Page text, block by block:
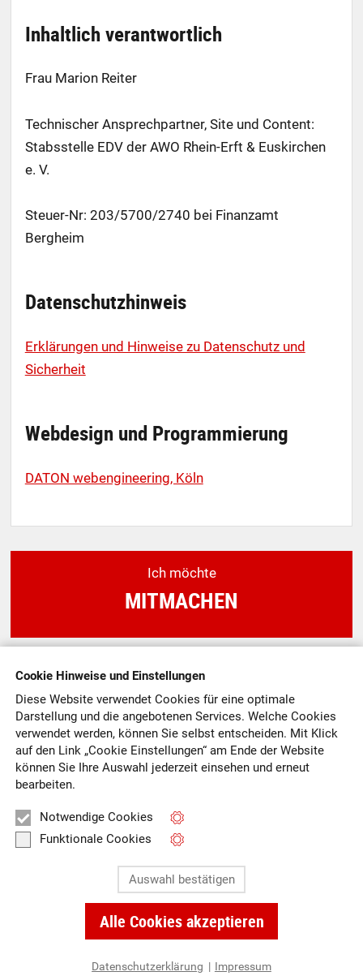
Cookie Hinweise und Einstellungen
Diese Website verwendet Cookies für eine optimale
Darstellung und die angebotenen Services. Welche Cookies
verwendet werden, können Sie selbst entscheiden. Mit Klick
aufden Link „Cookie Einstellungen“ am Ende der Website
können Sie Ihre Auswahl jederzeit einsehen und erneut
bearbeiten.
Notwendige Cookies
Funktionale Cookies
Auswahl bestätigen
Alle Cookies akzeptieren
Datenschutzerklärung | Impressum
Inhaltlich verantwortlich
Frau Marion Reiter
Technischer Ansprechpartner, Site und Content:
Stabsstelle EDV der AWO Rhein-Erft & Euskirchen
e. V.
Steuer-Nr: 203/5700/2740 bei Finanzamt
Bergheim
Datenschutzhinweis
Erklärungen und Hinweise zu Datenschutz und
Sicherheit
Webdesign und Programmierung
DATON webengineering, Köln
Ich möchte
MITMACHEN
Ich möchte
SPENDEN
Ich möchte
0151/11655571
© AWO Ortsverein Pulheim